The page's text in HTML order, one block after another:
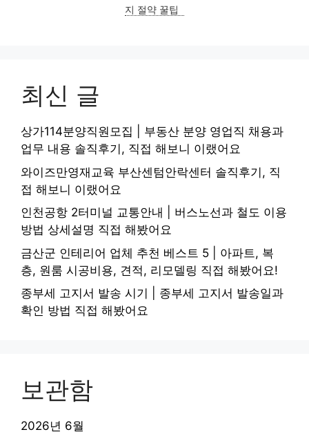
지 절약 꿀팁
최신 글
상가114분양직원모집 | 부동산 분양 영업직 채용과
업무 내용 솔직후기, 직접 해보니 이랬어요
와이즈만영재교육 부산센텀안락센터 솔직후기, 직
접 해보니 이랬어요
인천공항 2터미널 교통안내 | 버스노선과 철도 이용
방법 상세설명 직접 해봤어요
금산군 인테리어 업체 추천 베스트 5 | 아파트, 복
층, 원룸 시공비용, 견적, 리모델링 직접 해봤어요!
종부세 고지서 발송 시기 | 종부세 고지서 발송일과
확인 방법 직접 해봤어요
보관함
2026년 6월